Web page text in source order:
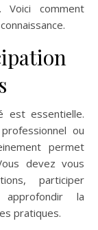
Voici comment
est essentielle.
ou
permet
devez vous
participer
la
pratiques.